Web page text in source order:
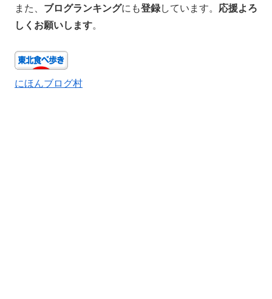
また、 ブログランキングにも登録しています。 応援よろ
しくお願いします。
にほんブログ村